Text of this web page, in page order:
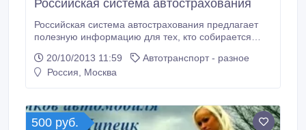
Российская система автострахования
Российская система автострахования предлагает
полезную информацию для тех, кто собирается
автомобиль. Есть скидка от РСА, можете
воспользоваться. По КАСКО можно сэкономить до
ссылке http://ru-polis.
20/10/2013 11:59
Автотранспорт - разное
Россия, Москва
500 руб.